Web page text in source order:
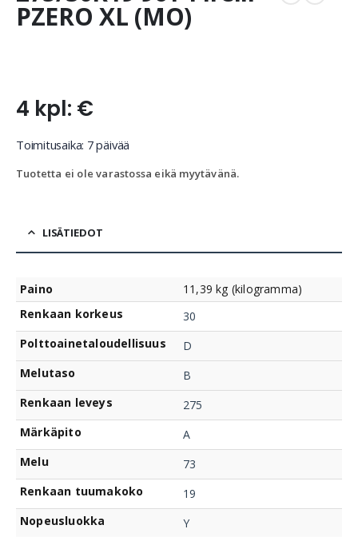
PZERO XL (MO)
4 kpl: €
Toimitusaika: 7 päivää
Tuotetta ei ole varastossa eikä myytävänä.
LISÄTIEDOT
Paino
11,39 kg (kilogramma)
Renkaan korkeus
30
Polttoainetaloudellisuus
D
Melutaso
B
Renkaan leveys
275
Märkäpito
A
Melu
73
Renkaan tuumakoko
19
Nopeusluokka
Y